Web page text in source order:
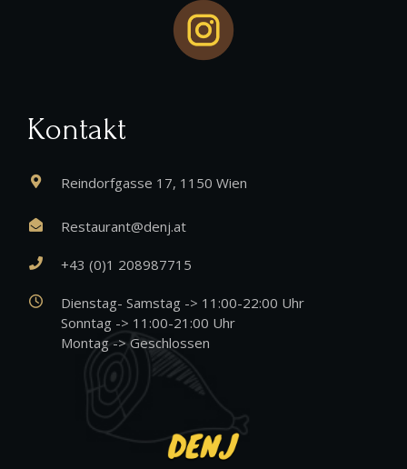
Kontakt
Reindorfgasse 17, 1150 Wien
Restaurant@denj.at
+43 (0)1 208987715
Dienstag- Samstag -> 11:00-22:00 Uhr
Sonntag -> 11:00-21:00 Uhr
Montag -> Geschlossen